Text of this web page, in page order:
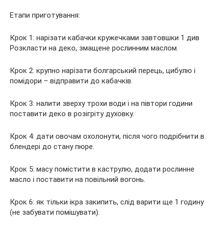
Етапи приготування:
Крок 1: нарізати кабачки кружечками завтовшки 1 див
Розкласти на деко, змащене рослинним маслом.
Крок 2: крупно нарізати болгарський перець, цибулю і
помідори – відправити до кабачків.
Крок 3: налити зверху трохи води і на півтори години
поставити деко в розігріту духовку.
Крок 4: дати овочам охолонути, після чого подрібнити в
блендері до стану пюре.
Крок 5: масу помістити в каструлю, додати рослинне
масло і поставити на повільний вогонь.
Крок 6: як тільки ікра закипить, слід варити ще 1 годину
(не забувати помішувати).